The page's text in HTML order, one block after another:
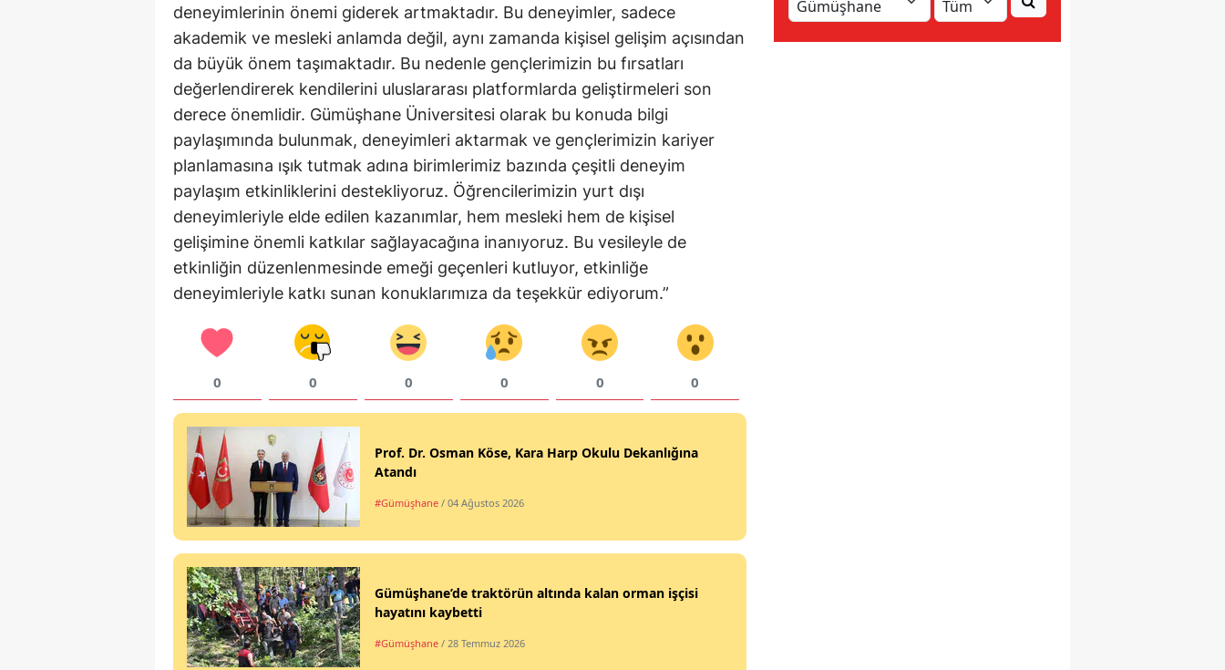
Siirt
Sinop
Sivas
Tekirdağ
Tokat
Trabzon
Tunceli
Şanlıurfa
Aksaray
deneyimlerinin önemi giderek artmaktadır. Bu deneyimler, sadece
akademik ve mesleki anlamda değil, aynı zamanda kişisel gelişim açısından
da büyük önem taşımaktadır. Bu nedenle gençlerimizin bu fırsatları
değerlendirerek kendilerini uluslararası platformlarda geliştirmeleri son
derece önemlidir. Gümüşhane Üniversitesi olarak bu konuda bilgi
paylaşımında bulunmak, deneyimleri aktarmak ve gençlerimizin kariyer
planlamasına ışık tutmak adına birimlerimiz bazında çeşitli deneyim
paylaşım etkinliklerini destekliyoruz. Öğrencilerimizin yurt dışı
deneyimleriyle elde edilen kazanımlar, hem mesleki hem de kişisel
gelişimine önemli katkılar sağlayacağına inanıyoruz. Bu vesileyle de
etkinliğin düzenlenmesinde emeği geçenleri kutluyor, etkinliğe
deneyimleriyle katkı sunan konuklarımıza da teşekkür ediyorum.”
0 0 0 0 0 0
Prof. Dr. Osman Köse, Kara Harp Okulu Dekanlığına
Atandı
#Gümüşhane / 04 Ağustos 2026
Gümüşhane’de traktörün altında kalan orman işçisi
hayatını kaybetti
#Gümüşhane / 28 Temmuz 2026